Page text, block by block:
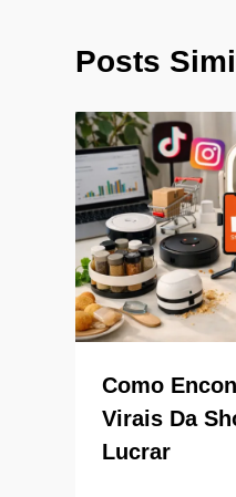
Posts
Como
Virais Da
Lucrar